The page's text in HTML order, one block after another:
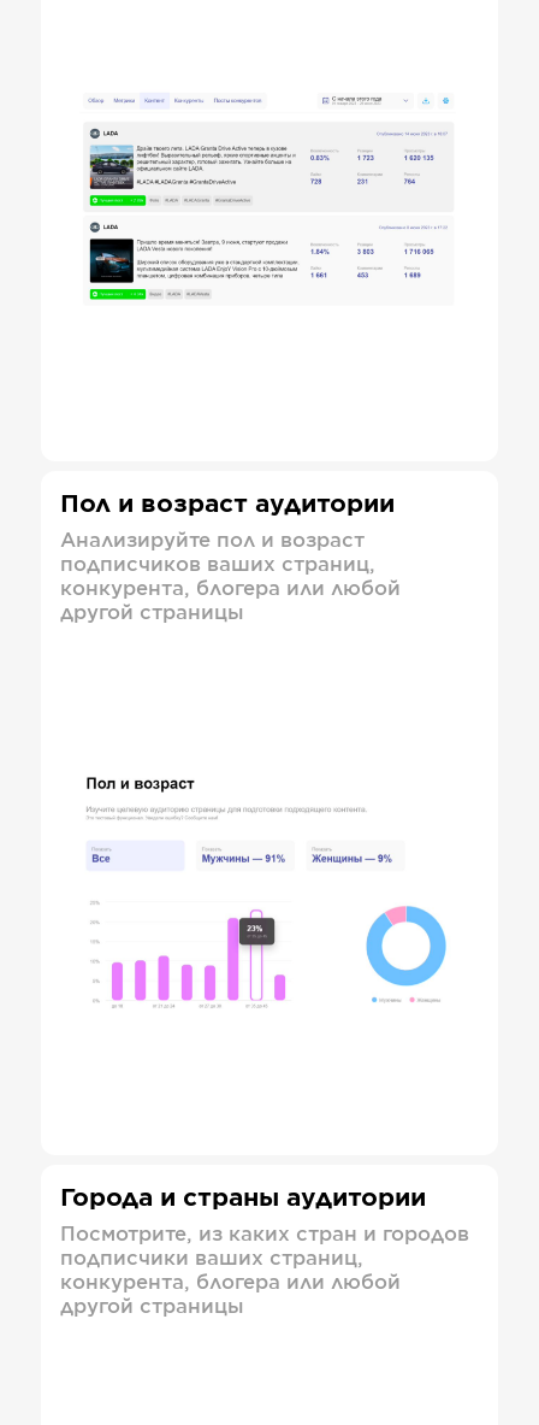
Пол и возраст аудитории
Анализируйте пол и возраст
подписчиков ваших страниц,
конкурента, блогера или любой
другой страницы
Города и страны аудитории
Посмотрите, из каких стран и городов
подписчики ваших страниц,
конкурента, блогера или любой
другой страницы